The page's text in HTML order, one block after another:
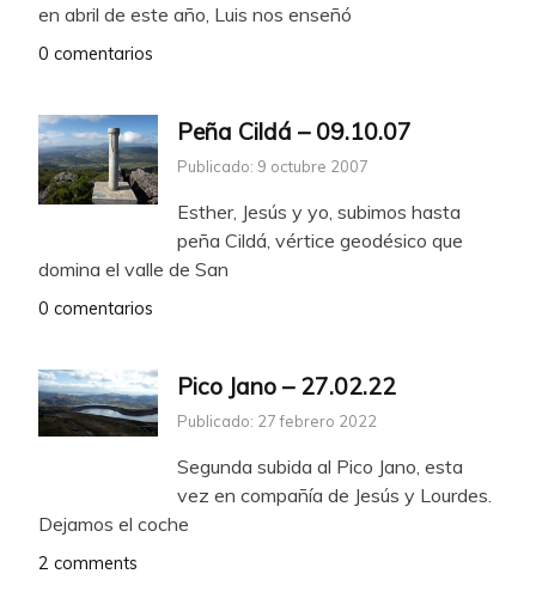
en abril de este año, Luis nos enseñó
0 comentarios
Peña Cildá – 09.10.07
Publicado: 9 octubre 2007
Esther, Jesús y yo, subimos hasta
peña Cildá, vértice geodésico que
domina el valle de San
0 comentarios
Pico Jano – 27.02.22
Publicado: 27 febrero 2022
Segunda subida al Pico Jano, esta
vez en compañía de Jesús y Lourdes.
Dejamos el coche
2 comments